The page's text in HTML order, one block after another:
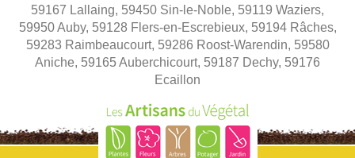
59167 Lallaing, 59450 Sin-le-Noble, 59119 Waziers,
59950 Auby, 59128 Flers-en-Escrebieux, 59194 Râches,
59283 Raimbeaucourt, 59286 Roost-Warendin, 59580
Aniche, 59165 Auberchicourt, 59187 Dechy, 59176
Ecaillon